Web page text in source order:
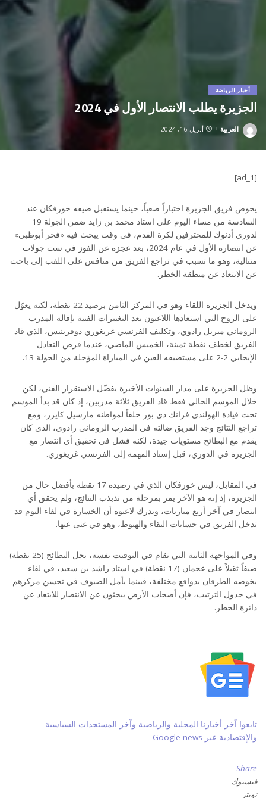
أخبار الرياضة
الجزيرة يطلب الانتصار الأول في 2024
Posted
العربية أبريل 16, 2024
[ad_1]
يخوض فريق الجزيرة اختباراً صعباً، حينما يستقبل ضيفه خورفكان عند
السادسة من مساء اليوم على استاد محمد بن زايد ضمن الجولة 19
لدوري أدنوك للمحترفين لكرة القدم، في وقت يبحث فيه «فخر أبوظبي»
عن انتصاره الأول في عام 2024، بعد عجزه عن الفوز في ست جولات
متتالية، وهو ما تسبب في تراجع الفريق من منافس على اللقب إلى باحث
عن الابتعاد عن منطقة الخطر.
ويدخل الجزيرة اللقاء وهو في المركز الثامن برصيد 22 نقطة، لكنه يعوّل
على الروح التي استعادها اللاعبون بعد التغييرات الفنية بإقالة المدرب
الروماني ميريل رادوي، وتكليف الفرنسي غريغوري دوفرينيس، الذي قاد
الفريق لخطف نقطة ثمينة، الخميس الماضي، عندما فرض التعادل
الإيجابي 2-2 على مستضيفه العين في المباراة المؤجلة من الجولة 13.
وظل الجزيرة على مدار السنوات الأخيرة يفضّل الاستقرار الفني، لكن
خلال الموسم الحالي فقط قاد الفريق ثلاثة مدربين، إذ كان قد بدأ الموسم
تحت قيادة الهولندي فرانك دي بور خلفاً لمواطنه مارسيل كايزر، ومع
تراجع النتائج وجد الفريق ضالته في المدرب الروماني رادوي، الذي كان
يقدم مع البطائح مستويات جيدة، لكنه فشل في تحقيق أي انتصار مع
الجزيرة في الدوري، قبل إسناد المهمة إلى الفرنسي غريغوري.
في المقابل، ليس خورفكان الذي في رصيده 17 نقطة بأفضل حال من
الجزيرة، إذ إنه هو الآخر يمر بمرحلة من تذبذب النتائج، ولم يحقق أي
انتصار في آخر أربع مباريات، ويدرك لاعبوه أن الخسارة في لقاء اليوم قد
تدخل الفريق في حسابات البقاء والهبوط، وهو في غنى عنها.
وفي المواجهة الثانية التي تقام في التوقيت نفسه، يحل البطائح (25 نقطة)
ضيفاً ثقيلاً على عجمان (17 نقطة) في استاد راشد بن سعيد، في لقاء
يخوضه الطرفان بدوافع مختلفة، فبينما يأمل الضيوف في تحسن مركزهم
في جدول الترتيب، فإن أصحاب الأرض يبحثون عن الانتصار للابتعاد عن
دائرة الخطر.
تابعوا آخر أخبارنا المحلية والرياضية وآخر المستجدات السياسية
والإقتصادية عبر Google news
Share
فيسبوك
تويتر